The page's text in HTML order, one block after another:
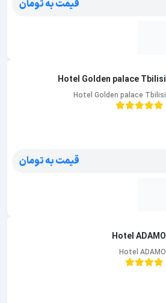
قیمت به تومان
Hotel Golden palace Tbilisi
Hotel Golden palace Tbilisi
قیمت به تومان
Hotel ADAMO
Hotel ADAMO